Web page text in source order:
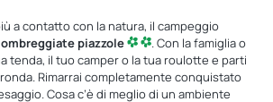
a contatto con la natura, il campeggio
piazzole
. Con la famiglia o
tenda, il tuo camper o la tua roulotte e parti
Rimarrai completamente conquistato
Cosa c’è di meglio di un ambiente